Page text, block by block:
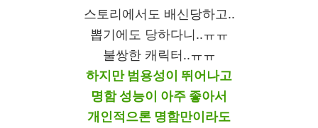
스토리에서도 배신당하고..
뽑기에도 당하다니..ㅠㅠ
불쌍한 캐릭터..ㅠㅠ
하지만 범용성이 뛰어나고
명함 성능이 아주 좋아서
개인적으론 명함만이라도